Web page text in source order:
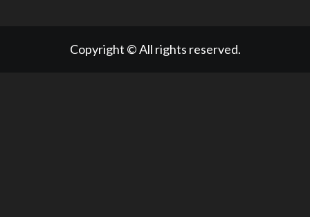
Copyright © All rights reserved.